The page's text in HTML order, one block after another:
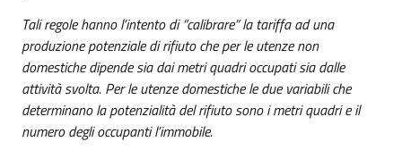
Tali regole hanno l’intento di “calibrare” la tariffa ad una
produzione potenziale di rifiuto che per le utenze non
domestiche dipende sia dai metri quadri occupati sia dalle
attività svolta. Per le utenze domestiche le due variabili che
determinano la potenzialità del rifiuto sono i metri quadri e il
numero degli occupanti l’immobile.